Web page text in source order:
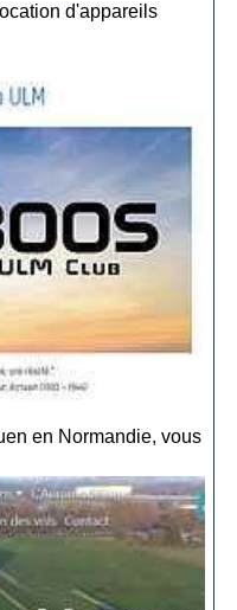
d'appareils
en Normandie, vous